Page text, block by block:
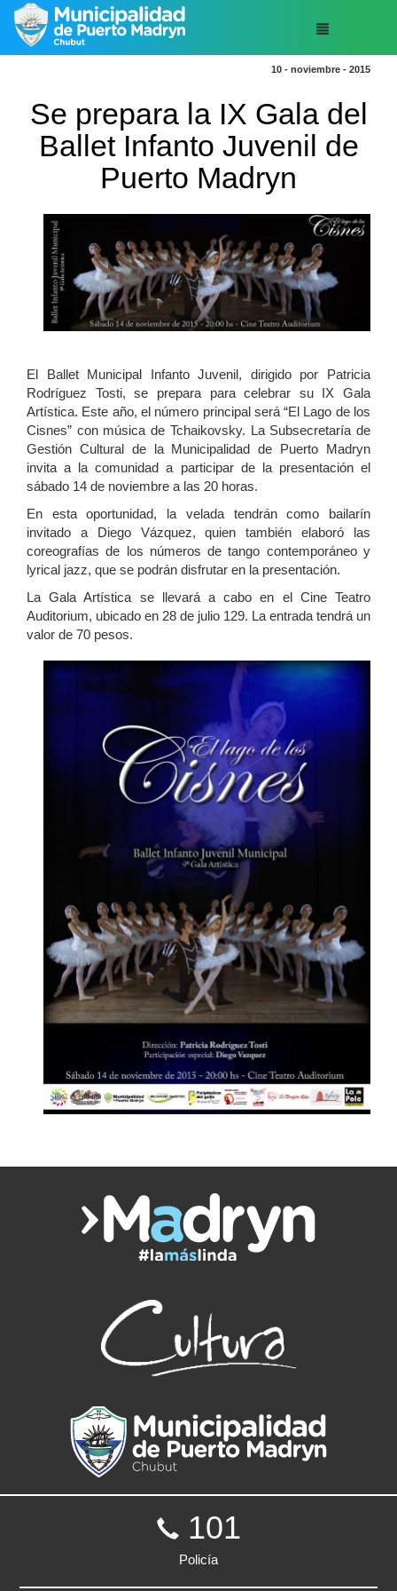
10 - noviembre - 2015
Se prepara la IX Gala del
Ballet Infanto Juvenil de
Puerto Madryn
El Ballet Municipal Infanto Juvenil, dirigido por Patricia
Rodríguez Tosti, se prepara para celebrar su IX Gala
Artística. Este año, el número principal será “El Lago de los
Cisnes” con música de Tchaikovsky. La Subsecretaría de
Gestión Cultural de la Municipalidad de Puerto Madryn
invita a la comunidad a participar de la presentación el
sábado 14 de noviembre a las 20 horas.
En esta oportunidad, la velada tendrán como bailarín
invitado a Diego Vázquez, quien también elaboró las
coreografías de los números de tango contemporáneo y
lyrical jazz, que se podrán disfrutar en la presentación.
La Gala Artística se llevará a cabo en el Cine Teatro
Auditorium, ubicado en 28 de julio 129. La entrada tendrá un
valor de 70 pesos.
101
Policía